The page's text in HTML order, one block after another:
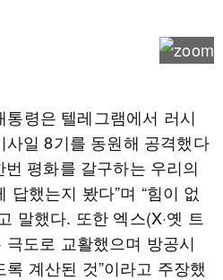
령은 텔레그램에서 러시
일 8기를 동원해 공격했다
평화를 갈구하는 우리의
답했는지 봤다”며 “힘이 없
말했다. 또한 엑스(X·옛 트
극도로 교활했으며 방공시
계산된 것”이라고 주장했